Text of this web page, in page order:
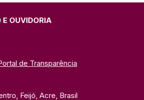
E OUVIDORIA
de Transparência
Feijó, Acre, Brasil